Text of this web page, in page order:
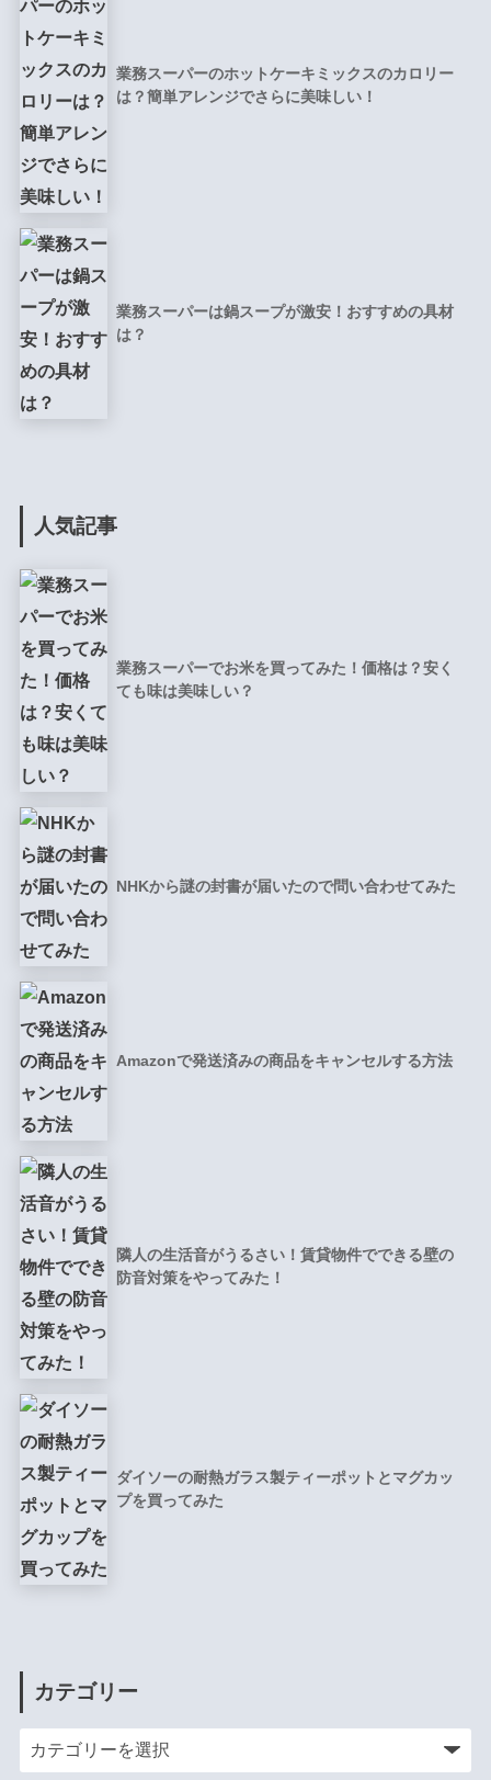
業務スーパーのホットケーキミックスのカロリー
は？簡単アレンジでさらに美味しい！
業務スーパーは鍋スープが激安！おすすめの具材
は？
人気記事
業務スーパーでお米を買ってみた！価格は？安く
ても味は美味しい？
NHKから謎の封書が届いたので問い合わせてみた
Amazonで発送済みの商品をキャンセルする方法
隣人の生活音がうるさい！賃貸物件でできる壁の
防音対策をやってみた！
ダイソーの耐熱ガラス製ティーポットとマグカッ
プを買ってみた
カテゴリー